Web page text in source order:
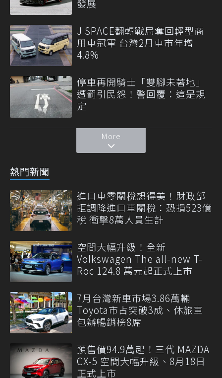
發展
J SPACE翻轉戰局奪回輕型商
用車冠軍 台灣2月車市年增
4.8%
停車再開騎士「雙腳未著地」
遭罰引民怨！警回覆：這是規
定
More
熱門新聞
進口車零關稅想得美！財政部
拒調降進口車關稅：恐損523億
稅 衝擊8萬人員生計
空間大幅升級！全新
Volkswagen The all-new T-
Roc 124.8 萬元起正式上市
7月台灣新車市場3.86萬輛
Toyota市占突破3成、休旅車
包辦暢銷榜8席
預售價94.9萬起！三代 MAZDA
CX-5 空間大幅升級、8月18日
正式上市